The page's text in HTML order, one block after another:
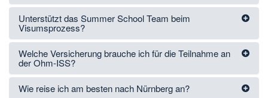
Unterstützt das Summer School Team beim
Visumsprozess?
Welche Versicherung brauche ich für die Teilnahme an
der Ohm-ISS?
Wie reise ich am besten nach Nürnberg an?